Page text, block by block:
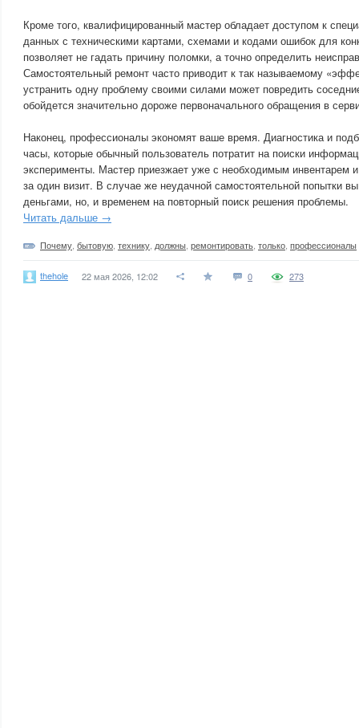
Кроме того, квалифицированный мастер обладает доступом к
данных с техническими картами, схемами и кодами ошибок для
позволяет не гадать причину поломки, а точно определить
Самостоятельный ремонт часто приводит к так называемому
устранить одну проблему своими силами может повредить
обойдется значительно дороже первоначального обращения в
Наконец, профессионалы экономят ваше время. Диагностика и
часы, которые обычный пользователь потратит на поиски
эксперименты. Мастер приезжает уже с необходимым инвентарем
за один визит. В случае же неудачной самостоятельной попытки
деньгами, но, и временем на повторный поиск решения проблемы.
Читать дальше →
Почему бытовую технику должны ремонтировать только профессионалы
thehole 22 мая 2026, 12:02 0 273